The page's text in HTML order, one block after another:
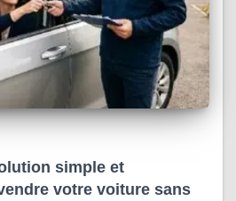
simple et
votre voiture sans